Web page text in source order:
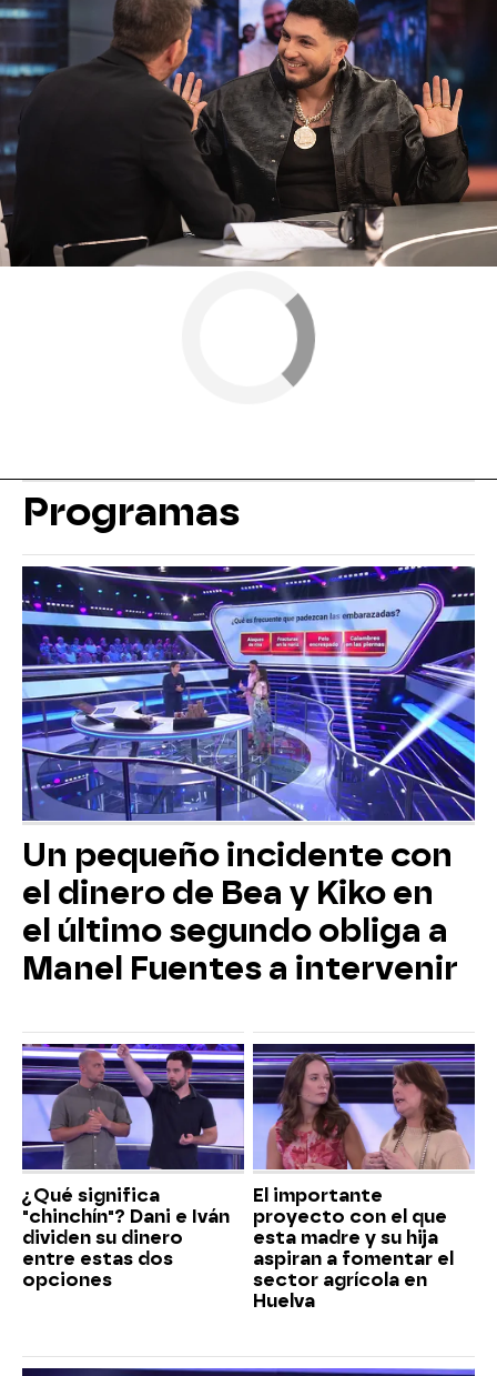
Omar Montes
Antena 3 » Programas » El Hormiguero » Entrevistas El
Programas
Un pequeño incidente con
el dinero de Bea y Kiko en
el último segundo obliga a
Manel Fuentes a intervenir
¿Qué significa
"chinchín"? Dani e Iván
dividen su dinero
entre estas dos
opciones
El importante
proyecto con el que
esta madre y su hija
aspiran a fomentar el
sector agrícola en
Huelva